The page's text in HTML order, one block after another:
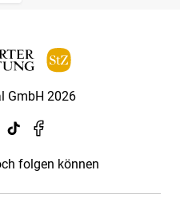
GmbH 2026
folgen können